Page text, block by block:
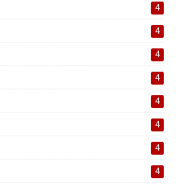
4
4
4
4
4
4
4
4